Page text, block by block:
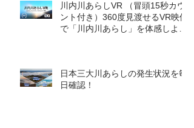
川内川あらしVR （冒頭15秒カウ
ント付き）360度見渡せるVR映像
で「川内川あらし」を体感しよ
日本三大川あらしの発生状況を毎
日確認！